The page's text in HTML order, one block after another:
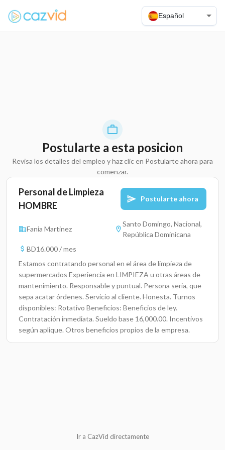
Español
Postularte a esta posicion
Revisa los detalles del empleo y haz clic en Postularte ahora para
comenzar.
Personal de Limpieza
HOMBRE
Postularte ahora
Fania Martinez
Santo Domingo, Nacional,
República Dominicana
BD16.000 / mes
Estamos contratando personal en el área de limpieza de
supermercados Experiencia en LIMPIEZA u otras áreas de
mantenimiento. Responsable y puntual. Persona seria, que
sepa acatar órdenes. Servicio al cliente. Honesta. Turnos
disponibles: Rotativo Beneficios: Beneficios de ley.
Contratación inmediata. Sueldo base 16,000.00. Incentivos
según aplique. Otros beneficios propios de la empresa.
Seguro médico. Uniforme. Ambiente laboral dinámico.
Ir a CazVid directamente